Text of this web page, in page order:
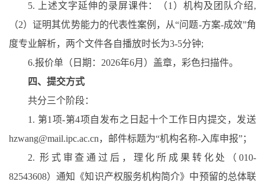
5.
上述文字延伸的录屏课件：（1 ）机构及团队介绍,
（2）证明其优势能力的代表性案例，从“问题-方案-成效”角
度专业解析，两个文件各自播放时长为3-5分钟;
6.报价单（日期： 2026年6月）盖章，彩色扫描件。
四、提交方式
共分三个阶段：
1. 第1 项-第4项自发布之日起十个工作日内提交，发送
hzwang@mail.ipc.ac.cn，邮件标题为“机构名称-入库申报”；
2. 形式审查通过后，理化所成果转化处（010-
82543608）通知《知识产权服务机构简介》中预留的总体联